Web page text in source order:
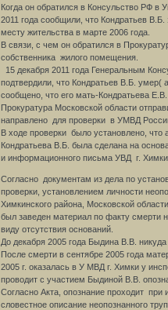
Когда он обратился в Консульство РФ в
2011 года сообщили, что Кондратьев
месту жительства в марте 2006 года.
В связи, с чем он обратился в
собственника жилого помещения.
15 декабря 2011 года Генеральным
подтвердили, что Кондратьев В.Б.
сообщено, что его мать-Кондратьева
Прокуратура Московской области
направлено для проверки в УМВД
В ходе проверки было установлено,
Кондратьева В.Б. была сделана на
и информационного письма УВД г.
Согласно документам из дела по
проверки, установлением личности
Химкинского района, Московской
был заведен материал по факту смерти
виду отсутствия оснований.
До декабря 2005 года Быдина В.В.
После смерти в сентябре 2005 года
2005 г. оказалась в У МВД г. Химки у
проводит с участием Быдиной В.В.
Согласно Акта, опознание проходит
словестное описание неопознанного